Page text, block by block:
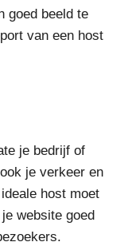
goed beeld te
van een host
je bedrijf of
je verkeer en
host moet
website goed